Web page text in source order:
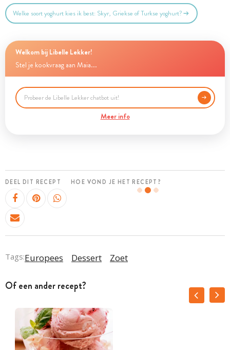
Welke soort yoghurt kies ik best: Skyr, Griekse of Turkse yoghurt?
Welkom bij Libelle Lekker!
Stel je kookvraag aan Maia...
Meer info
DEEL DIT RECEPT HOE VOND JE HET RECEPT?
Tags:Europees Dessert Zoet
Of een ander recept?